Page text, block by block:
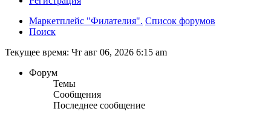
Маркетплейс "Филателия". Список форумов
Поиск
Текущее время: Чт авг 06, 2026 6:15 am
Форум
Темы
Сообщения
Последнее сообщение